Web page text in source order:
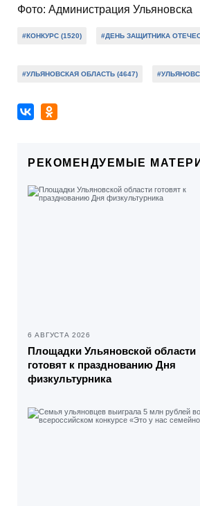
Фото: Администрация Ульяновска
#КОНКУРС (1520) #ДЕНЬ ЗАЩИТНИКА
#УЛЬЯНОВСКАЯ ОБЛАСТЬ (4647)
РЕКОМЕНДУЕМЫЕ
6 АВГУСТА 2026
Площадки Ульяновской области
готовят к празднованию Дня
физкультурника